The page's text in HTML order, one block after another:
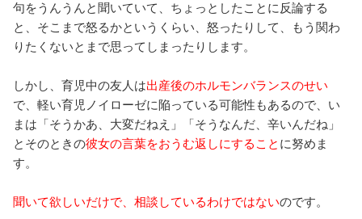
句をうんうんと聞いていて、ちょっとしたことに反論する
と、そこまで怒るかというくらい、怒ったりして、もう関わ
りたくないとまで思ってしまったりします。
しかし、育児中の友人は出産後のホルモンバランスのせい
で、軽い育児ノイローゼに陥っている可能性もあるので、い
まは「そうかあ、大変だねえ」「そうなんだ、辛いんだね」
とそのときの彼女の言葉をおうむ返しにすること に努めま
す。
聞いて欲しいだけで、相談しているわけではないのです。